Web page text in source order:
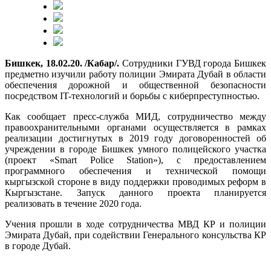
Бишкек, 18.02.20. /Кабар/. Сотрудники ГУВД города Бишкек
предметно изучили работу полиции Эмирата Дубай в области
обеспечения дорожной и общественной безопасности
посредством IT-технологий и борьбы с киберпреступностью.
Как сообщает пресс-служба МИД, сотрудничество между
правоохранительными органами осуществляется в рамках
реализации достигнутых в 2019 году договоренностей об
учреждении в городе Бишкек умного полицейского участка
(проект «Smart Police Station»), с предоставлением
программного обеспечения и технической помощи
кыргызской стороне в виду поддержки проводимых реформ в
Кыргызстане. Запуск данного проекта планируется
реализовать в течение 2020 года.
Учения прошли в ходе сотрудничества МВД КР и полиции
Эмирата Дубай, при содействии Генерального консульства КР
в городе Дубай.